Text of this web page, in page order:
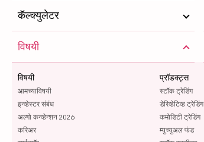
कॅल्क्युलेटर
विषयी
विषयी
आमच्याविषयी
इन्व्हेस्टर संबंध
अल्गो कन्व्हेन्शन 2026
करिअर
प्रॉडक्ट्स
स्टॉक ट्रेडिंग
डेरिव्हेटिव्ह ट्रेडिंग
कमोडिटी ट्रेडिंग
म्युच्युअल फंड